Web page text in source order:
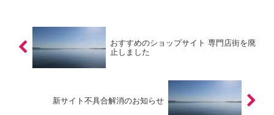
おすすめのショップサイト 専門店街を廃
止しました
新サイト不具合解消のお知らせ